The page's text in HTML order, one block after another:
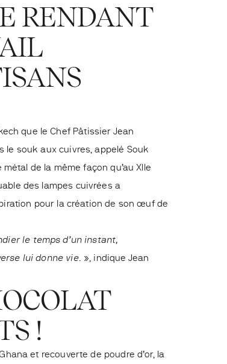
RENDANT
que le Chef Pâtissier Jean
le souk aux cuivres, appelé Souk
de la même façon qu’au XIIe
des lampes cuivrées a
pour la création de son œuf de
le temps d’un instant,
lui donne vie. », indique Jean
!
et recouverte de poudre d’or, la